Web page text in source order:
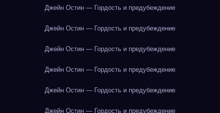
Джейн Остин — Гордость и предубеждение
Джейн Остин — Гордость и предубеждение
Джейн Остин — Гордость и предубеждение
Джейн Остин — Гордость и предубеждение
Джейн Остин — Гордость и предубеждение
Джейн Остин — Гордость и предубеждение